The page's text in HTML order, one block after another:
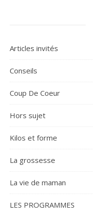
Articles invités
Conseils
Coup De Coeur
Hors sujet
Kilos et forme
La grossesse
La vie de maman
LES PROGRAMMES